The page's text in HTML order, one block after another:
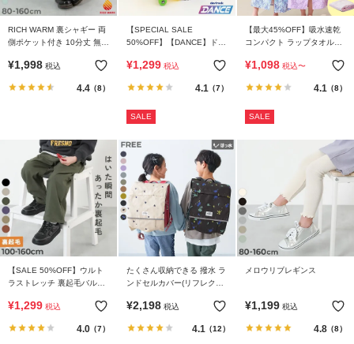
RICH WARM 裏シャギー 両
側ポケット付き 10分丈 無地
¥1,998 税込
4.4（8）
【SPECIAL SALE
50%OFF】【DANCE】ドロ
¥1,299 税込
4.1 （7）
SALE
【最大45%OFF】吸水速乾
コンパクト ラップタオル
¥1,098 税込〜
4.1 （8）
SALE
【SALE 50%OFF】ウルト
ラストレッチ 裏起毛バルー
¥1,299 税込
4.0（7）
たくさん収納できる 撥水 ラ
ンドセルカバー(リフレクタ
¥2,198 税込
4.1 （12）
メロウリブレギンス
¥1,199 税込
4.8（8）